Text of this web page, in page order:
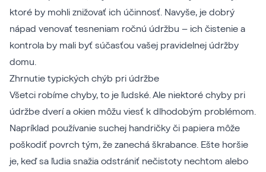
ktoré by mohli znižovať ich účinnosť. Navyše, je dobrý
nápad venovať tesneniam ročnú údržbu – ich čistenie a
kontrola by mali byť súčasťou vašej pravidelnej údržby
domu.
Zhrnutie typických chýb pri údržbe
Všetci robíme chyby, to je ľudské. Ale niektoré chyby pri
údržbe dverí a okien môžu viesť k dlhodobým problémom.
Napríklad používanie suchej handričky či papiera môže
poškodiť povrch tým, že zanechá škrabance. Ešte horšie
je, keď sa ľudia snažia odstrániť nečistoty nechtom alebo